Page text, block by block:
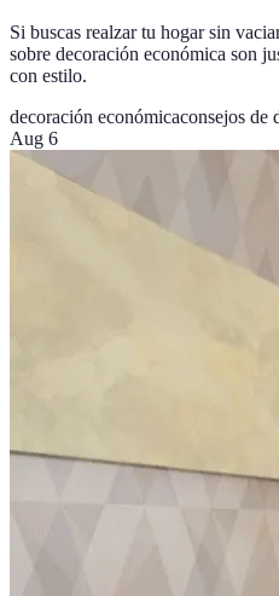
Si buscas realzar tu hogar sin
sobre decoración económica son
con estilo.
decoración económicaconsejos de
Aug 6